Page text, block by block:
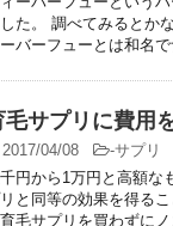
た。 調べてみるとか
ーバーフューとは和名
毛サプリに費用
2017/04/08 -サプリ
円から1万円と高額な
と同等の効果を得る
毛サプリを買わずに